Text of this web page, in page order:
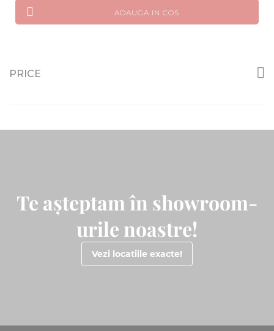
ADAUGA IN COS
PRICE
Te așteptam în showroom-
urile noastre!
Vezi locatiile exacte!